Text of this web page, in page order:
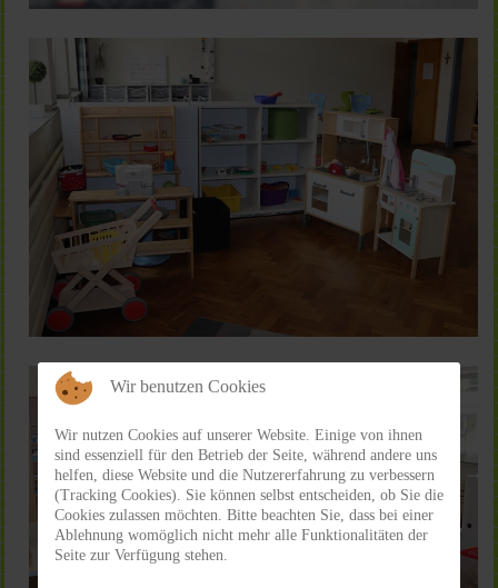
Wir benutzen Cookies
Wir nutzen Cookies auf unserer Website. Einige von ihnen
sind essenziell für den Betrieb der Seite, während andere uns
helfen, diese Website und die Nutzererfahrung zu verbessern
(Tracking Cookies). Sie können selbst entscheiden, ob Sie die
Cookies zulassen möchten. Bitte beachten Sie, dass bei einer
Ablehnung womöglich nicht mehr alle Funktionalitäten der
Seite zur Verfügung stehen.